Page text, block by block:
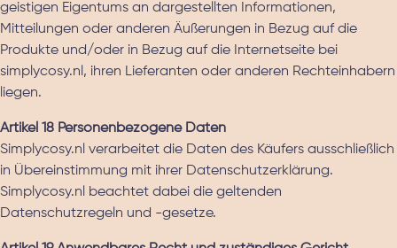
geistigen Eigentums an dargestellten Informationen,
Mitteilungen oder anderen Äußerungen in Bezug auf die
Produkte und/oder in Bezug auf die Internetseite bei
simplycosy.nl, ihren Lieferanten oder anderen Rechteinhabern
liegen.
Artikel 18 Personenbezogene Daten
Simplycosy.nl verarbeitet die Daten des Käufers ausschließlich
in Übereinstimmung mit ihrer Datenschutzerklärung.
Simplycosy.nl beachtet dabei die geltenden
Datenschutzregeln und -gesetze.